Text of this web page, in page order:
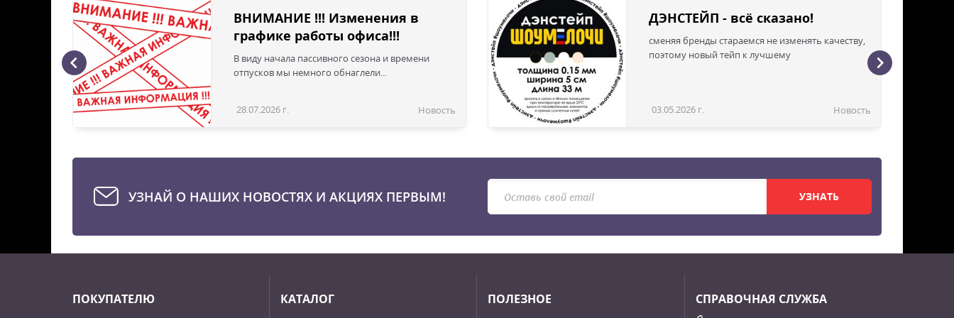
ВНИМАНИЕ !!! Изменения в
графике работы офиса!!!
В виду начала пассивного сезона и времени
отпусков мы немного обнаглели...
28.07.2026 г. Новость
ДЭНСТЕЙП - всё сказано!
сменяя бренды стараемся не изменять качеству,
поэтому новый тейп к лучшему
03.05.2026 г. Новость
УЗНАЙ О НАШИХ НОВОСТЯХ И АКЦИЯХ ПЕРВЫМ! УЗНАТЬ
ПОКУПАТЕЛЮ КАТАЛОГ ПОЛЕЗНОЕ СПРАВОЧНАЯ СЛУЖБА